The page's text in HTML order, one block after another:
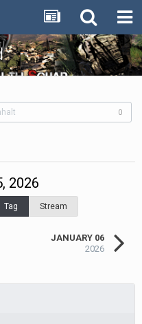
0
2026
Tag Stream
JANUARY 06
2026